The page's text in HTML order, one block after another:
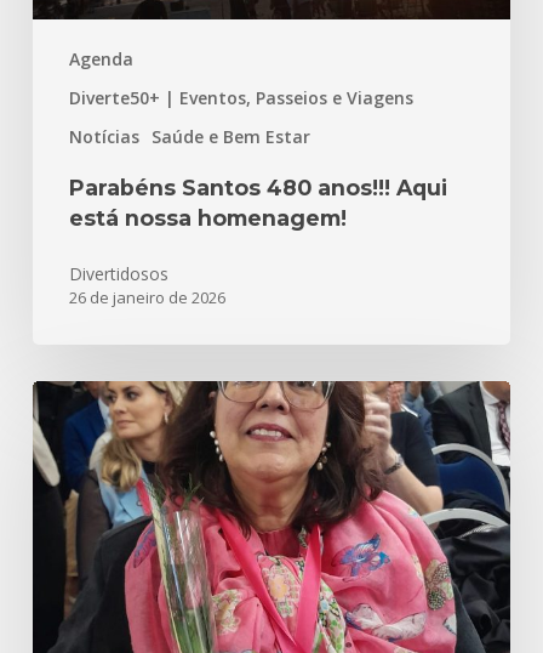
Agenda
Diverte50+ | Eventos, Passeios e Viagens
Notícias Saúde e Bem Estar
Parabéns Santos 480 anos!!! Aqui
está nossa homenagem!
Divertidosos
26 de janeiro de 2026
Meu
Inesquecível
e
Incrível
Outubro
2025